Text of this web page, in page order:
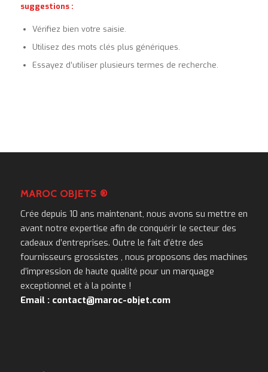
suggestions :
Vérifiez bien votre saisie.
Utilisez des mots clés plus génériques.
Essayez d’utiliser plusieurs termes de recherche.
MAROC OBJETS ®
Crée depuis 10 ans maintenant, nous avons su mettre en
avant notre expertise afin de conquérir le secteur des
cadeaux d’entreprises. Outre le fait d’être des
fournisseurs grossistes , nous proposons des machines
d’impression de haute qualité pour un marquage
exceptionnel et à la pointe !
Email : contact@maroc-objet.com